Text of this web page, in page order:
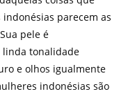
parecem as
pele é
linda tonalidade
e olhos igualmente
indonésias são